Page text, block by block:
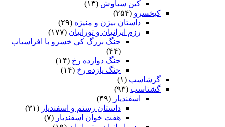
کین سیاوش (۱۳)
کیخسرو (۲۵۴)
داستان بیژن و منیژه (۲۹)
رزم ایرانیان و تورانیان (۱۷۷)
جنگ بزرگ کی خسرو با افراسیاب
(۴۴)
جنگ دوازده رخ (۱۴)
جنگ یازده رخ (۱۴)
گرشاسپ (۱)
گشتاسب (۹۳)
اسفندیار (۴۹)
داستان رستم و اسفندیار (۳۱)
هفت خوان اسفندیار (۷)